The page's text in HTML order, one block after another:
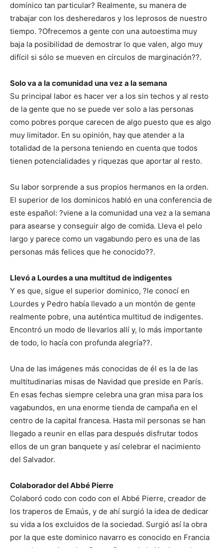
domínico tan particular? Realmente, su manera de
trabajar con los desheredaros y los leprosos de nuestro
tiempo. ?Ofrecemos a gente con una autoestima muy
baja la posibilidad de demostrar lo que valen, algo muy
difícil si sólo se mueven en círculos de marginación??.
Solo va a la comunidad una vez a la semana
Su principal labor es hacer ver a los sin techos y al resto
de la gente que no se puede ver solo a las personas
como pobres porque carecen de algo puesto que es algo
muy limitador. En su opinión, hay que atender a la
totalidad de la persona teniendo en cuenta que todos
tienen potencialidades y riquezas que aportar al resto.
Su labor sorprende a sus propios hermanos en la orden.
El superior de los dominicos habló en una conferencia de
este español: ?viene a la comunidad una vez a la semana
para asearse y conseguir algo de comida. Lleva el pelo
largo y parece como un vagabundo pero es una de las
personas más felices que he conocido??.
Llevó a Lourdes a una multitud de indigentes
Y es que, sigue el superior dominico, ?le conocí en
Lourdes y Pedro había llevado a un montón de gente
realmente pobre, una auténtica multitud de indigentes.
Encontró un modo de llevarlos allí y, lo más importante
de todo, lo hacía con profunda alegría??.
Una de las imágenes más conocidas de él es la de las
multitudinarias misas de Navidad que preside en París.
En esas fechas siempre celebra una gran misa para los
vagabundos, en una enorme tienda de campaña en el
centro de la capital francesa. Hasta mil personas se han
llegado a reunir en ellas para después disfrutar todos
ellos de un gran banquete y así celebrar el nacimiento
del Salvador.
Colaborador del Abbé Pierre
Colaboró codo con codo con el Abbé Pierre, creador de
los traperos de Emaús, y de ahí surgió la idea de dedicar
su vida a los excluidos de la sociedad. Surgió así la obra
por la que este dominico navarro es conocido en Francia